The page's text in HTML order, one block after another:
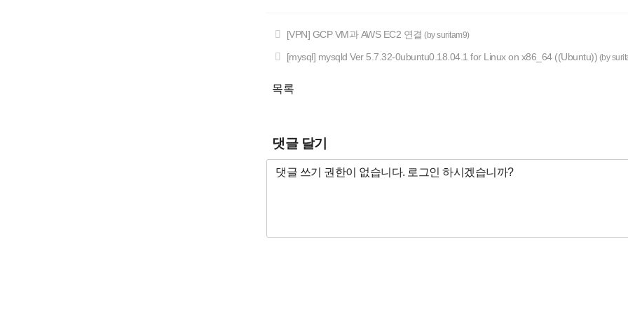
[VPN] GCP VM과 AWS EC2 연결 (by suritam9)
[mysql] mysqld Ver 5.7.32-0ubuntu0.18.04.1 for Linux on x86_64 ((Ubuntu)) (by
목록
댓글 달기